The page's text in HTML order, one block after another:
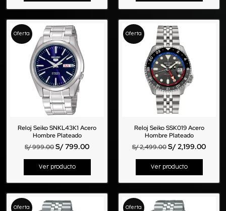
Oferta
Reloj Seiko SNKL43K1 Acero
Hombre Plateado
S/999.00S/799.00
Ver producto
Oferta
Reloj Seiko SSK019 Acero
Hombre Plateado
S/2,499.00S/2,199.00
Ver producto
Oferta Oferta